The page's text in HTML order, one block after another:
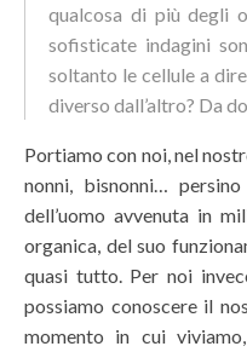
qualcosa di più degli
sofisticate indagini
soltanto le cellule a
diverso dall’altro? Da
Portiamo con noi, nel
nonni, bisnonni…
dell’uomo avvenuta in
organica, del suo
quasi tutto. Per noi
possiamo conoscere il
momento in cui